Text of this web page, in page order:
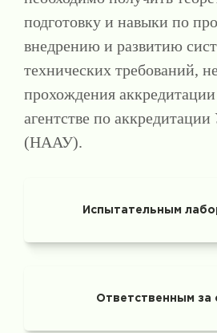
подготовку и навыки по
внедрению и развитию
технических требований,
прохождения
агентстве по
(НААУ).
Испытательным
Ответственным за